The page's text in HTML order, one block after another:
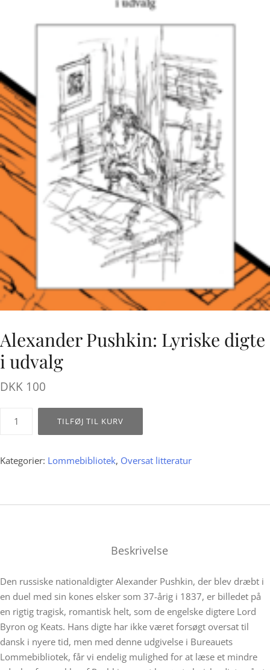
Alexander Pushkin: Lyriske digte
i udvalg
DKK 100
digte
antal
TILFØJ TIL KURV
Kategorier: Lommebibliotek, Oversat litteratur
Beskrivelse
Den russiske nationaldigter Alexander Pushkin, der blev dræbt i
en duel med sin kones elsker som 37-årig i 1837, er billedet på
en rigtig tragisk, romantisk helt, som de engelske digtere Lord
Byron og Keats. Hans digte har ikke været forsøgt oversat til
dansk i nyere tid, men med denne udgivelse i Bureauets
Lommebibliotek, får vi endelig mulighed for at læse et mindre